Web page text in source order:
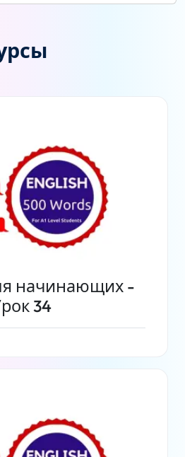
начинающих -
34